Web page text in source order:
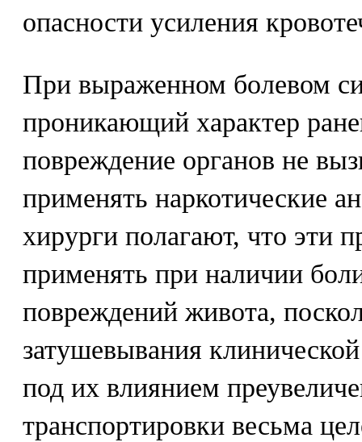
опасности усиления
При выраженном болевом
проникающий характер
повреждение органов не
применять наркотические
хирурги полагают, что эти
применять при наличии
повреждений живота,
затушевывания
под их влиянием
транспортировки весьма